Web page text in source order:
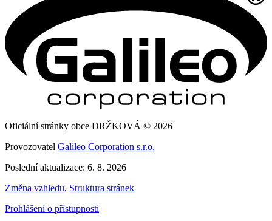
Oficiální stránky obce DRŽKOVÁ © 2026
Provozovatel Galileo Corporation s.r.o.
Poslední aktualizace: 6. 8. 2026
Změna vzhledu, Struktura stránek
Prohlášení o přístupnosti